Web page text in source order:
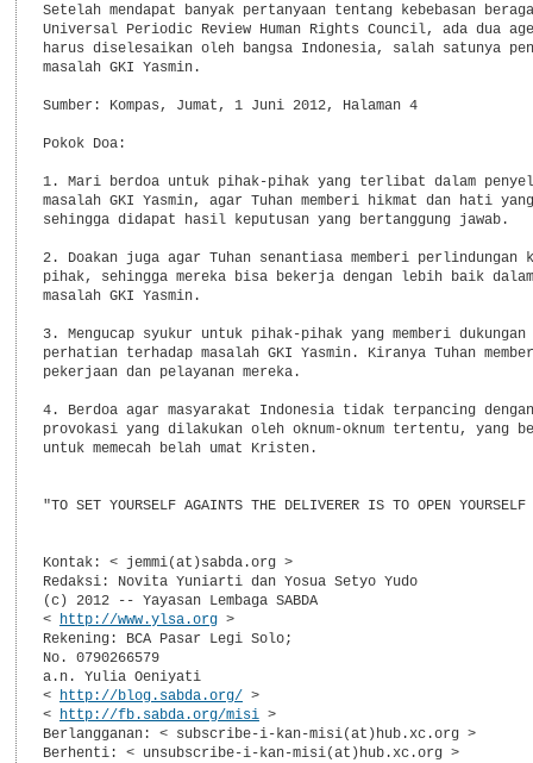
Setelah mendapat banyak pertanyaan tentang kebebasan
Universal Periodic Review Human Rights Council, ada dua
harus diselesaikan oleh bangsa Indonesia, salah satunya
masalah GKI Yasmin.
Sumber: Kompas, Jumat, 1 Juni 2012, Halaman 4
Pokok Doa:
1. Mari berdoa untuk pihak-pihak yang terlibat dalam
masalah GKI Yasmin, agar Tuhan memberi hikmat dan hati
sehingga didapat hasil keputusan yang bertanggung jawab.
2. Doakan juga agar Tuhan senantiasa memberi perlindungan
pihak, sehingga mereka bisa bekerja dengan lebih baik dalam
masalah GKI Yasmin.
3. Mengucap syukur untuk pihak-pihak yang memberi dukungan
perhatian terhadap masalah GKI Yasmin. Kiranya Tuhan
pekerjaan dan pelayanan mereka.
4. Berdoa agar masyarakat Indonesia tidak terpancing
provokasi yang dilakukan oleh oknum-oknum tertentu, yang
untuk memecah belah umat Kristen.
"TO SET YOURSELF AGAINTS THE DELIVERER IS TO OPEN YOURSELF
Kontak: < jemmi(at)sabda.org >
Redaksi: Novita Yuniarti dan Yosua Setyo Yudo
(c) 2012 -- Yayasan Lembaga SABDA
<
http://www.ylsa.org >
Rekening: BCA Pasar Legi Solo;
No. 0790266579
a.n. Yulia Oeniyati
<
http://blog.sabda.org/ >
<
http://fb.sabda.org/misi >
Berlangganan: < subscribe-i-kan-misi(at)hub.xc.org >
Berhenti: < unsubscribe-i-kan-misi(at)hub.xc.org >